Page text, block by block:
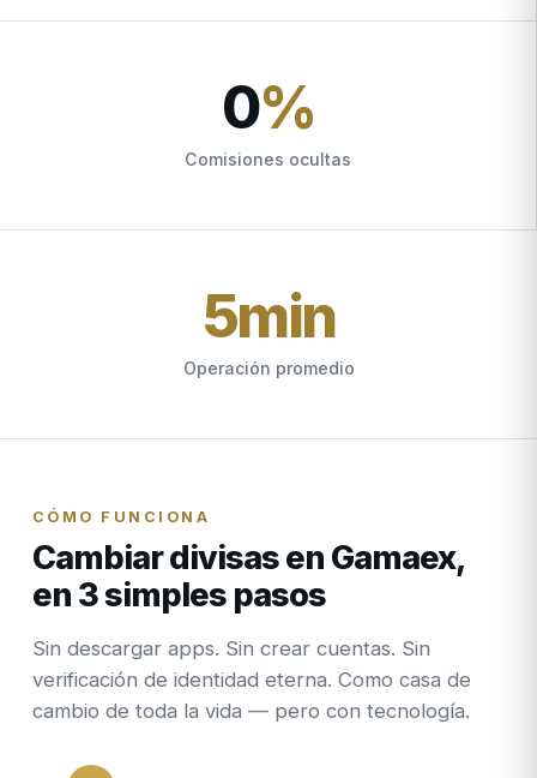
0%
Comisiones ocultas
5min
Operación promedio
CÓMO FUNCIONA
Cambiar divisas en Gamaex,
en 3 simples pasos
Sin descargar apps. Sin crear cuentas. Sin
verificación de identidad eterna. Como casa de
cambio de toda la vida — pero con tecnología.